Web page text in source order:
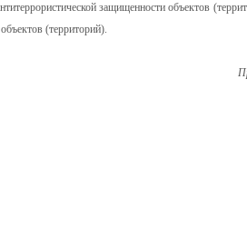
защищенности объектов
(территорий).